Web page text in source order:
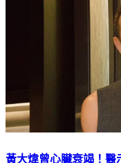
黃大煒曾心臟衰竭！醫